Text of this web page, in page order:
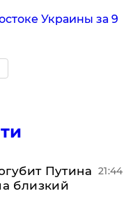
Украины за 9
Путина
близкий
21:44